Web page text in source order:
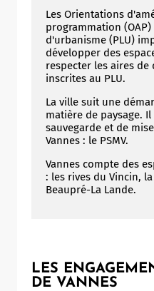
Les Orientations
programmation
d'urbanisme (PLU)
développer des
respecter les aires
inscrites au PLU.
La ville suit une
matière de paysage.
sauvegarde et de
Vannes : le PSMV.
Vannes compte des
: les rives du Vincin,
Beaupré-La Lande.
LES
DE VANNES